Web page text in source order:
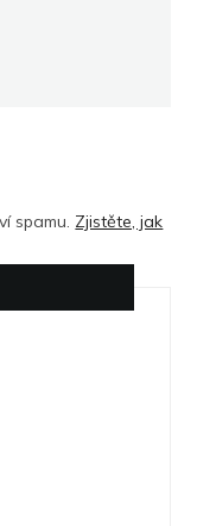
spamu. Zjistěte, jak